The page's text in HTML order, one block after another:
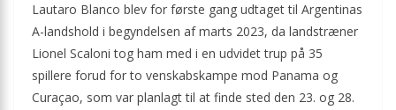
Lautaro Blanco blev for første gang udtaget til Argentinas
A-landshold i begyndelsen af marts 2023, da landstræner
Lionel Scaloni tog ham med i en udvidet trup på 35
spillere forud for to venskabskampe mod Panama og
Curaçao, som var planlagt til at finde sted den 23. og 28.